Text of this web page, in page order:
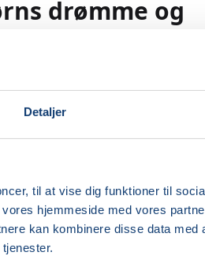
Detaljer
til at vise dig funktioner til
hjemmeside med vores
kan kombinere disse data med
drømme og
på børns drømme og på,
følelser, oplevelser og indre liv.
gennem drømme, og som
mere af det symbolsprog og de